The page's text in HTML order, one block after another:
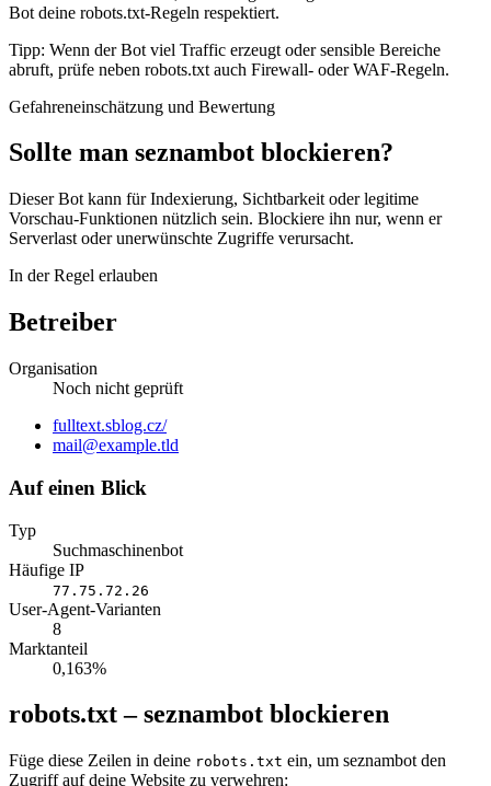
Bot deine robots.txt-Regeln respektiert.
Tipp: Wenn der Bot viel Traffic erzeugt oder sensible Bereiche
abruft, prüfe neben robots.txt auch Firewall- oder WAF-Regeln.
Gefahreneinschätzung und Bewertung
Sollte man seznambot blockieren?
Dieser Bot kann für Indexierung, Sichtbarkeit oder legitime
Vorschau-Funktionen nützlich sein. Blockiere ihn nur, wenn er
Serverlast oder unerwünschte Zugriffe verursacht.
In der Regel erlauben
Betreiber
Organisation
Noch nicht geprüft
Website
fulltext.sblog.cz/
E-
mail@example.tld
Auf einen Blick
Typ
Suchmaschinenbot
Häufige IP
77.75.72.26
User-Agent-Varianten
8
Marktanteil
0,163%
robots.txt – seznambot blockieren
Füge diese Zeilen in deine robots.txt ein, um seznambot den
Zugriff auf deine Website zu verwehren: